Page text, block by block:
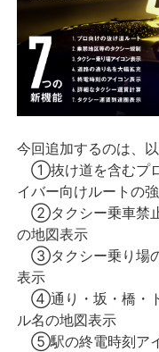
今回追加するのは、
①抜け道を含むプ
イバー向けルートの
②タクシー乗車禁
の地図表示
③タクシー乗り場
表示
④通り・坂・橋・
ル名の地図表示
⑤駅の終電時刻ア